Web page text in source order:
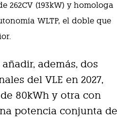
262CV (193kW) y homologa
WLTP, el doble que
además, dos
del VLE en 2027,
80kWh y otra con
potencia conjunta de